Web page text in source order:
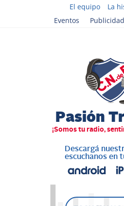
El equipo
La
Eventos
Publicidad
Descargá
escuchanos en